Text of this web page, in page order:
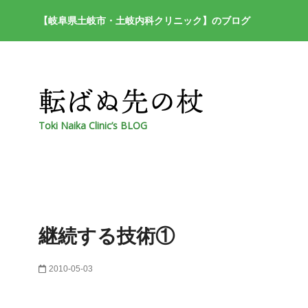
【岐阜県土岐市・土岐内科クリニック】のブログ
Toki Naika Clinic’s BLOG
継続する技術①
2010-05-03